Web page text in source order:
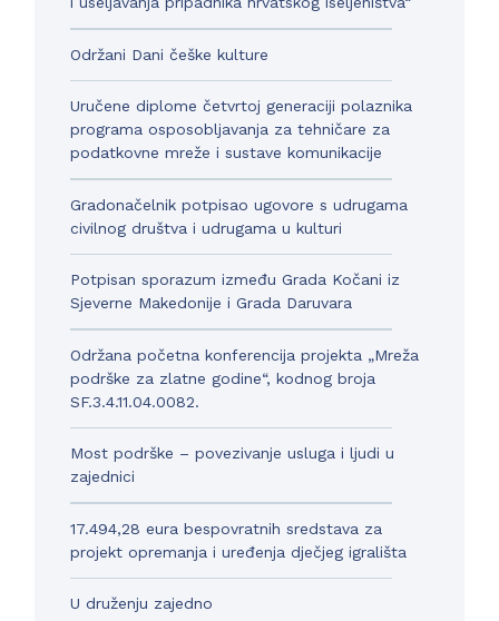
Održani Dani češke kulture
Uručene diplome četvrtoj generaciji polaznika
programa osposobljavanja za tehničare za
podatkovne mreže i sustave komunikacije
Gradonačelnik potpisao ugovore s udrugama
civilnog društva i udrugama u kulturi
Potpisan sporazum između Grada Kočani iz
Sjeverne Makedonije i Grada Daruvara
Održana početna konferencija projekta „Mreža
podrške za zlatne godine“, kodnog broja
SF.3.4.11.04.0082.
Most podrške – povezivanje usluga i ljudi u
zajednici
17.494,28 eura bespovratnih sredstava za
projekt opremanja i uređenja dječjeg igrališta
U druženju zajedno